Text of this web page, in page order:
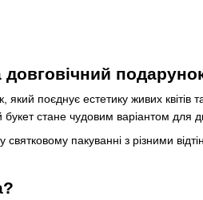
поєднує естетику живих квітів
стане чудовим варіантом для
пакуванні з різними